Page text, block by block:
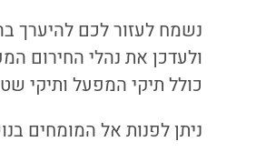
נשמח לעזור לכם להיערך
ולעדכן את נהלי החירום
כולל תיקי המפעל ותיקי
ניתן לפנות אל המומחים